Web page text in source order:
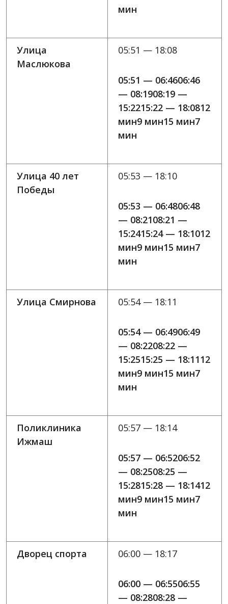
мин
Улица
Маслюкова
05:51 — 18:08
05:51 — 06:4606:46
— 08:1908:19 —
15:2215:22 — 18:0812
мин9 мин15 мин7
мин
Улица 40 лет
Победы
05:53 — 18:10
05:53 — 06:4806:48
— 08:2108:21 —
15:2415:24 — 18:1012
мин9 мин15 мин7
мин
Улица Смирнова 05:54 — 18:11
05:54 — 06:4906:49
— 08:2208:22 —
15:2515:25 — 18:1112
мин9 мин15 мин7
мин
Поликлиника
Ижмаш
05:57 — 18:14
05:57 — 06:5206:52
— 08:2508:25 —
15:2815:28 — 18:1412
мин9 мин15 мин7
мин
Дворец спорта 06:00 — 18:17
06:00 — 06:5506:55
— 08:2808:28 —